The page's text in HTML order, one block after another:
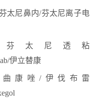
芬太尼鼻内/芬太尼离子电
太尼透粘
伊立替康
康唑/伊伐布雷